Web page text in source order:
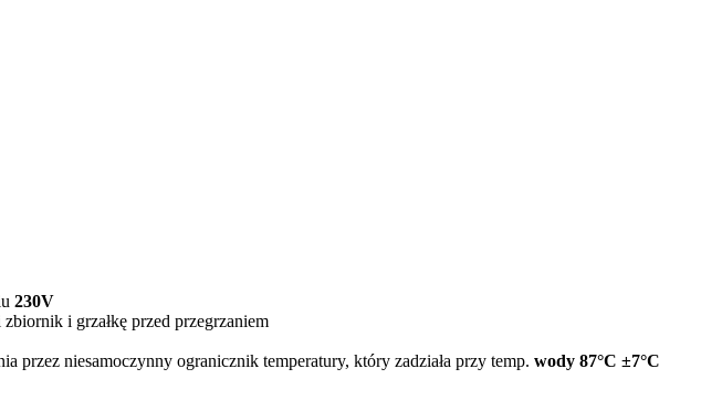
230V
i grzałkę przed przegrzaniem
przez niesamoczynny ogranicznik temperatury, który zadziała przy temp. wody 87°C ±7°C